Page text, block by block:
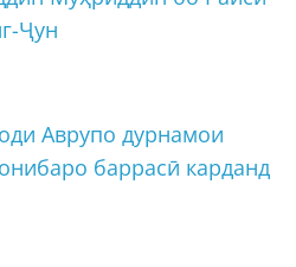
Ҷун
Аврупо дурнамои
баррасӣ карданд